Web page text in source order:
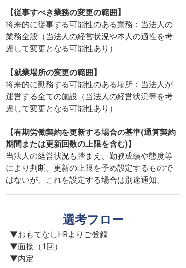
【従事すべき業務の変更の範囲】
将来的に従事する可能性のある業務：当法人の
業務全般（当法人の経営状況や本人の適性を考
慮して変更となる可能性あり）
【就業場所の変更の範囲】
将来的に勤務する可能性のある場所：当法人が
運営する全ての施設（当法人の経営状況等を考
慮して変更となる可能性あり）
【有期労働契約を更新する場合の基準(通算契約
期間または更新回数の上限を含む)】
当法人の経営状況も踏まえ、勤務成績や態度等
により判断。更新の上限を予め設定するもので
はないが、これを設定する場合は別途通知。
選考フロー
▼おもてなしHRよりご登録
▼面接（1回）
▼内定